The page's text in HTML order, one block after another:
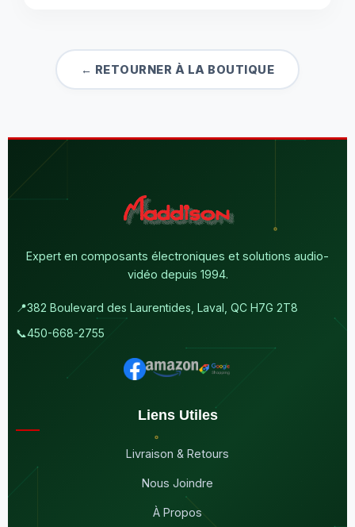
← RETOURNER À LA BOUTIQUE
Expert en composants électroniques et solutions audio-
vidéo depuis 1994.
📍382 Boulevard des Laurentides, Laval, QC H7G 2T8
📞450-668-2755
Liens Utiles
Livraison & Retours
Nous Joindre
À Propos